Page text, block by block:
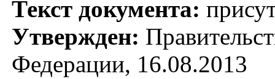
Текст документа:
Утвержден:
Федерации, 16.08.2013